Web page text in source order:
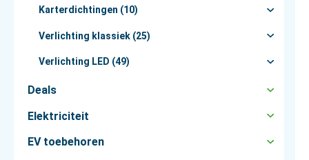
Karterdichtingen (10)
Verlichting klassiek (25)
Verlichting LED (49)
Deals
Elektriciteit
EV toebehoren